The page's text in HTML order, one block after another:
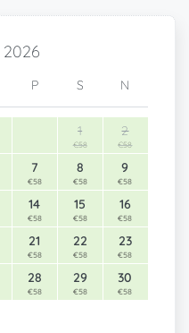
2026
P S N
1
€58
2
€58
7
€58
8
€58
9
€58
14
€58
15
€58
16
€58
21
€58
22
€58
23
€58
28
€58
29
€58
30
€58